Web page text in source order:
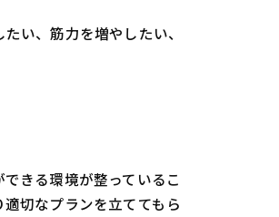
い、筋力を増やしたい、
きる環境が整っているこ
切なプランを立ててもら